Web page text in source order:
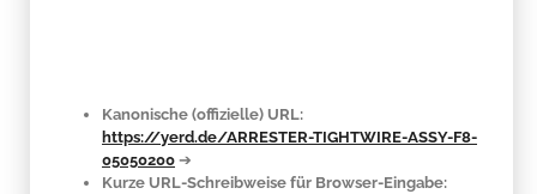
Kanonische (offizielle) URL:
https://yerd.de/ARRESTER-TIGHTWIRE-ASSY-F8-
05050200 ➔
Kurze URL-Schreibweise für Browser-Eingabe: